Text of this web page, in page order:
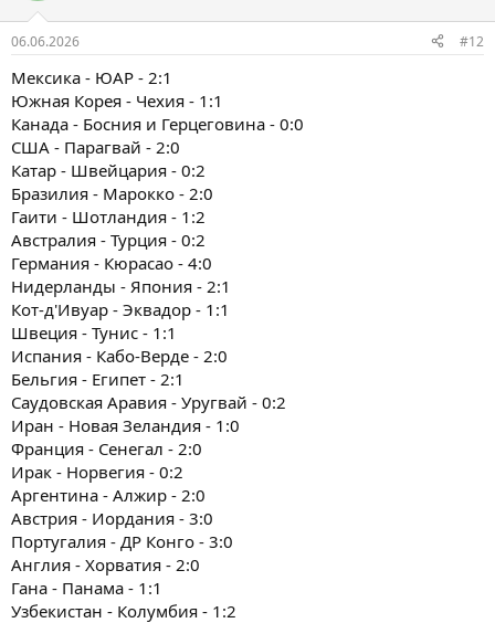
06.06.2026 #12
Мексика - ЮАР - 2:1
Южная Корея - Чехия - 1:1
Канада - Босния и Герцеговина - 0:0
США - Парагвай - 2:0
Катар - Швейцария - 0:2
Бразилия - Марокко - 2:0
Гаити - Шотландия - 1:2
Австралия - Турция - 0:2
Германия - Кюрасао - 4:0
Нидерланды - Япония - 2:1
Кот-д'Ивуар - Эквадор - 1:1
Швеция - Тунис - 1:1
Испания - Кабо-Верде - 2:0
Бельгия - Египет - 2:1
Саудовская Аравия - Уругвай - 0:2
Иран - Новая Зеландия - 1:0
Франция - Сенегал - 2:0
Ирак - Норвегия - 0:2
Аргентина - Алжир - 2:0
Австрия - Иордания - 3:0
Португалия - ДР Конго - 3:0
Англия - Хорватия - 2:0
Гана - Панама - 1:1
Узбекистан - Колумбия - 1:2